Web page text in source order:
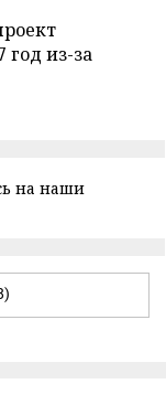
год из-за
на наши